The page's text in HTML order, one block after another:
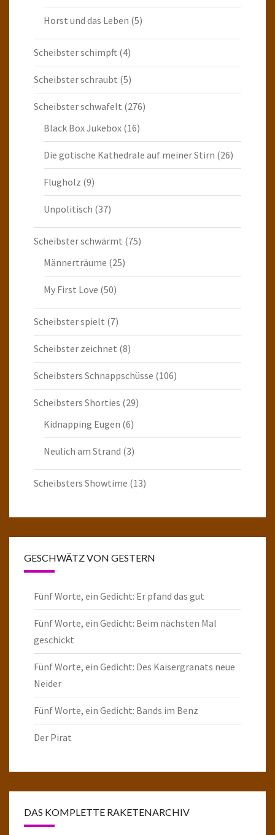
Horst und das Leben (5)
Scheibster schimpft (4)
Scheibster schraubt (5)
Scheibster schwafelt (276)
Black Box Jukebox (16)
Die gotische Kathedrale auf meiner Stirn (26)
Flugholz (9)
Unpolitisch (37)
Scheibster schwärmt (75)
Männerträume (25)
My First Love (50)
Scheibster spielt (7)
Scheibster zeichnet (8)
Scheibsters Schnappschüsse (106)
Scheibsters Shorties (29)
Kidnapping Eugen (6)
Neulich am Strand (3)
Scheibsters Showtime (13)
GESCHWÄTZ VON GESTERN
Fünf Worte, ein Gedicht: Er pfand das gut
Fünf Worte, ein Gedicht: Beim nächsten Mal
geschickt
Fünf Worte, ein Gedicht: Des Kaisergranats neue
Neider
Fünf Worte, ein Gedicht: Bands im Benz
Der Pirat
DAS KOMPLETTE RAKETENARCHIV